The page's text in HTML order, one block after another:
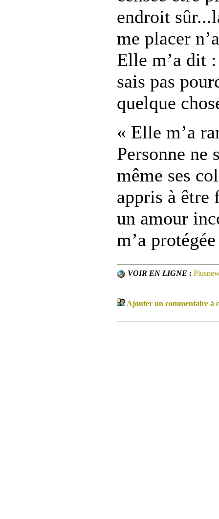
endroit
me placer
Elle m’a dit
sais pas
quelque
« Elle m’a
Personne ne
même ses
appris à être
un amour
m’a
VOIR EN LIGNE :
Ajouter un commentaire à